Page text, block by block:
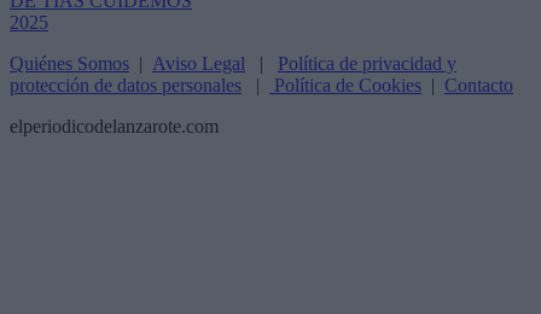
Quiénes Somos | Aviso Legal | Política de privacidad y
protección de datos personales | Política de Cookies | Contacto
elperiodicodelanzarote.com